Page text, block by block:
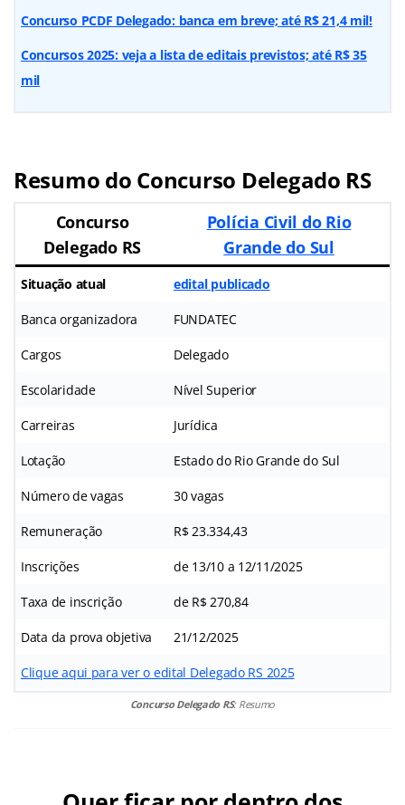
Concurso PCDF Delegado: banca em breve; até R$ 21,4 mil!
Concursos 2025: veja a lista de editais previstos; até R$ 35
mil
Resumo do Concurso Delegado RS
Concurso
Delegado RS
Polícia Civil do Rio
Grande do Sul
Situação atual edital publicado
Banca organizadora FUNDATEC
Cargos Delegado
Escolaridade Nível Superior
Carreiras Jurídica
Lotação Estado do Rio Grande do Sul
Número de vagas 30 vagas
Remuneração R$ 23.334,43
Inscrições de 13/10 a 12/11/2025
Taxa de inscrição de R$ 270,84
Data da prova objetiva 21/12/2025
Clique aqui para ver o edital Delegado RS 2025
Concurso Delegado RS: Resumo